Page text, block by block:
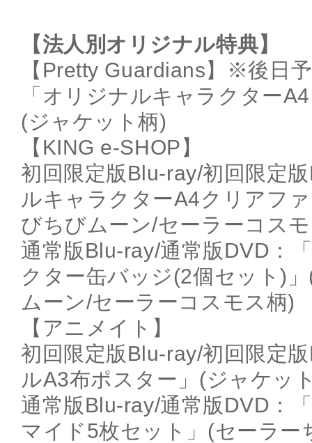
【法人別オリジナル特典】
【Pretty Guardians】※後日
「オリジナルキャラクター
(ジャケット柄)
【KING e-SHOP】
初回限定版Blu-ray/初回限定
ルキャラクターA4クリアフ
びちびムーン/セーラーコス
通常版Blu-ray/通常版DVD：
クター缶バッジ(2個セット)
ムーン/セーラーコスモス柄)
【アニメイト】
初回限定版Blu-ray/初回限定
ルA3布ポスター」(ジャケッ
通常版Blu-ray/通常版DVD：
マイド5枚セット」(セーラー